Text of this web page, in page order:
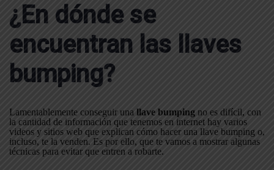
¿En dónde se
encuentran las llaves
bumping?
Lamentablemente conseguir una llave bumping no es difícil, con
la cantidad de información que tenemos en internet hay varios
videos y sitios web que explican cómo hacer una llave bumping o,
incluso, te la venden. Es por ello, que te vamos a mostrar algunas
técnicas para evitar que entren a robarte.